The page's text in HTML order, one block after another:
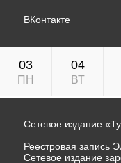
ВКонтакте
03
ПН
04
ВТ
Сетевое издание
Реестровая запись
Сетевое издание